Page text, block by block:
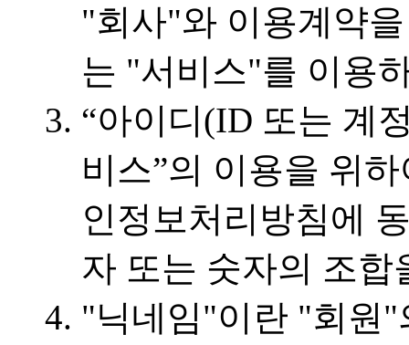
"회사"와 이용계약
는 "서비스"를 이용
“아이디(ID 또는 계
비스”의 이용을 위
인정보처리방침에
자 또는 숫자의 조합
"닉네임"이란 "회원